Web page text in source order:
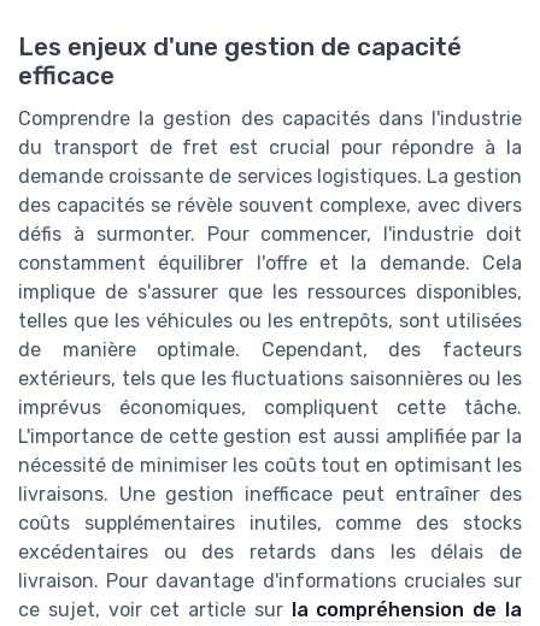
Les enjeux d'une gestion de capacité
efficace
Comprendre la gestion des capacités dans l'industrie
du transport de fret est crucial pour répondre à la
demande croissante de services logistiques. La gestion
des capacités se révèle souvent complexe, avec divers
défis à surmonter. Pour commencer, l'industrie doit
constamment équilibrer l'offre et la demande. Cela
implique de s'assurer que les ressources disponibles,
telles que les véhicules ou les entrepôts, sont utilisées
de manière optimale. Cependant, des facteurs
extérieurs, tels que les fluctuations saisonnières ou les
imprévus économiques, compliquent cette tâche.
L'importance de cette gestion est aussi amplifiée par la
nécessité de minimiser les coûts tout en optimisant les
livraisons. Une gestion inefficace peut entraîner des
coûts supplémentaires inutiles, comme des stocks
excédentaires ou des retards dans les délais de
livraison. Pour davantage d'informations cruciales sur
ce sujet, voir cet article sur
la compréhension de la